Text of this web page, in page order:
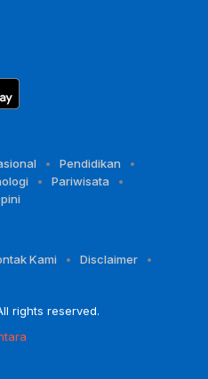
Pendidikan
Pariwisata
Kami
Disclaimer
rights reserved.